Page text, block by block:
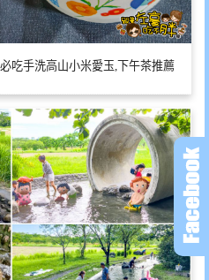
吃手洗高山小米愛玉,下午茶推薦